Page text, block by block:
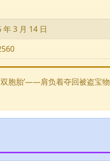
年 3 月 14 日
胞胎’——肩负着夺回被盗宝物